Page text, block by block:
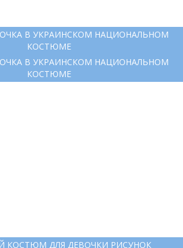
В УКРАИНСКОМ НАЦИОНАЛЬНОМ
КОСТЮМЕ
В УКРАИНСКОМ НАЦИОНАЛЬНОМ
КОСТЮМЕ
КОСТЮМ ДЛЯ ДЕВОЧКИ РИСУНОК